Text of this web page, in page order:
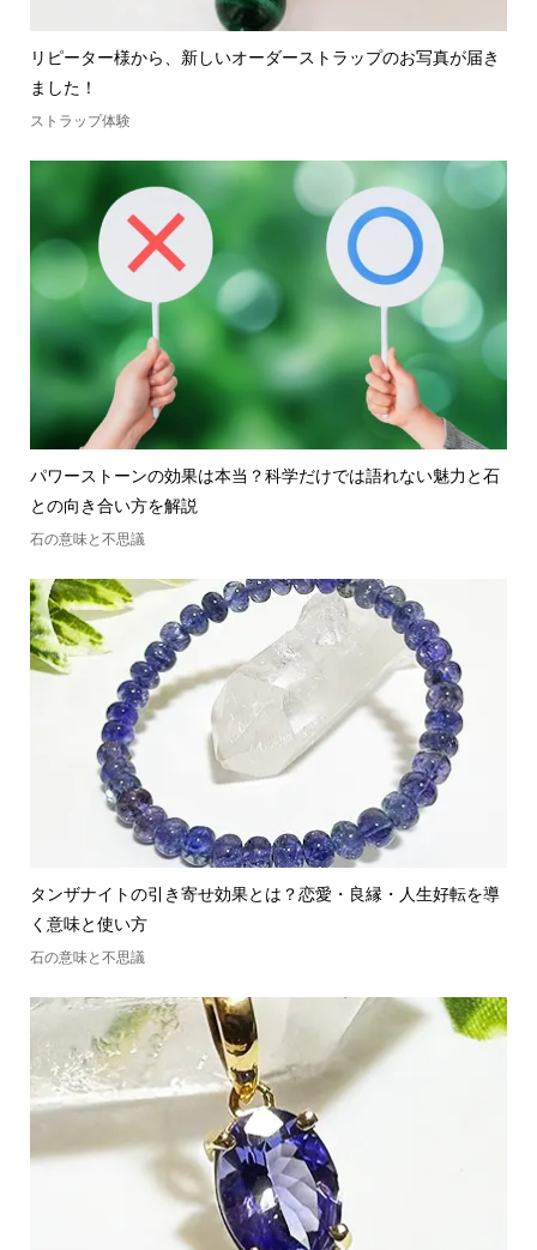
リピーター様から、新しいオーダーストラップのお写真が届き
ました！
ストラップ体験
パワーストーンの効果は本当？科学だけでは語れない魅力と石
との向き合い方を解説
石の意味と不思議
タンザナイトの引き寄せ効果とは？恋愛・良縁・人生好転を導
く意味と使い方
石の意味と不思議